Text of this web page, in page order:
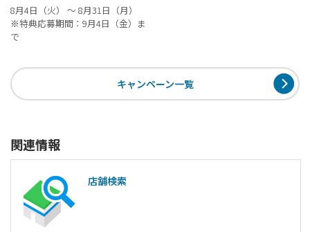
8月4日（火） ～ 8月31日（月）
※特典応募期間：9月4日（金）ま
で
キャンペーン一覧
関連情報
店舗検索